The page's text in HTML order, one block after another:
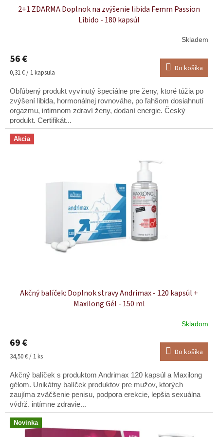
2+1 ZDARMA Doplnok na zvýšenie libida Femm Passion
Libido - 180 kapsúl
produktu
je
5,0
z
hviezdičiek.
Skladem
56 €
Jednotková
0,31 € / 1 kapsula Do košíka
Obľúbený produkt vyvinutý špeciálne pre ženy, ktoré túžia po
zvýšení libida, hormonálnej rovnováhe, po ľahšom dosiahnutí
orgazmu, intimnom zdraví ženy, dodaní energie. Český
produkt. Certifikát...
Akcia
Akčný balíček: Doplnok stravy Andrimax - 120 kapsúl +
Maxilong Gél - 150 ml
produktu
je
5,0
z
hviezdičiek.
Skladom
69 €
Jednotková
34,50 € / 1 ks Do košíka
Akčný balíček s produktom Andrimax 120 kapsúl a Maxilong
gélom. Unikátny balíček produktov pre mužov, ktorých
zaujíma zväčšenie penisu, podpora erekcie, lepšia sexuálna
výdrž, intímne zdravie...
Novinka